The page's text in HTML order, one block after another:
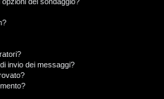
invio dei messaggi?